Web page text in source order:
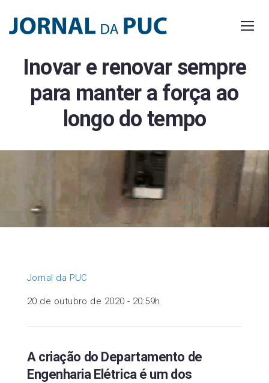
content
Inovar e renovar sempre
para manter a força ao
longo do tempo
Jornal da PUC
20 de outubro de 2020 - 20:59h
A criação do Departamento de
Engenharia Elétrica é um dos